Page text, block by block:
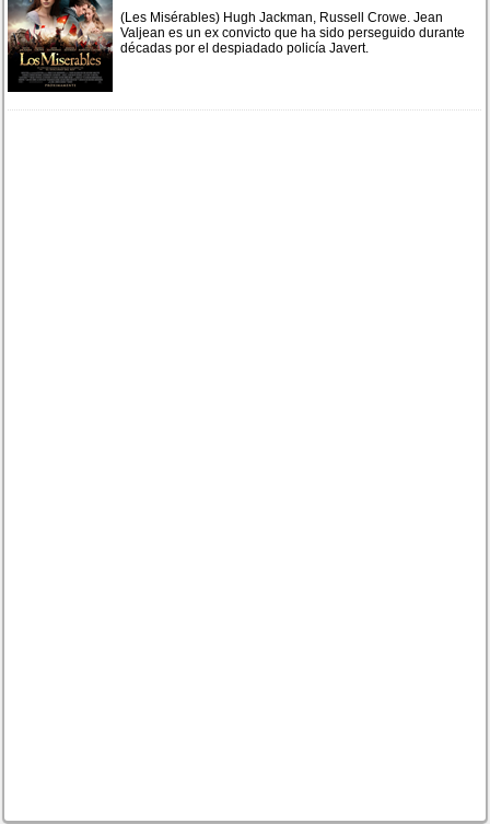
(Les Misérables) Hugh Jackman, Russell Crowe. Jean
Valjean es un ex convicto que ha sido perseguido durante
décadas por el despiadado policía Javert.